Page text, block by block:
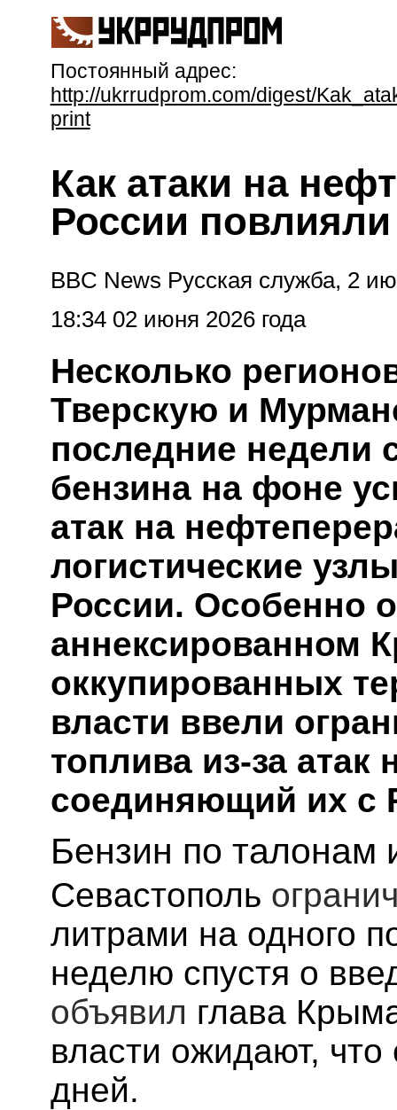
Постоянный адрес:
http://ukrrudprom.com/digest/
print
Как атаки на
России
BBC News Русская служба, 2
18:34 02 июня 2026 года
Несколько
Тверскую и
последние недели
бензина на фоне
атак на
логистические
России. Особенно
аннексированном
оккупированных
власти ввели
топлива из-за
соединяющий их с
Бензин по талонам
Севастополь
литрами на одного
неделю спустя о
объявил глава
власти ожидают,
дней.